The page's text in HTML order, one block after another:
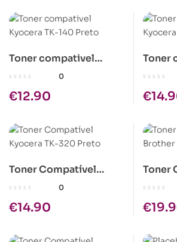
Toner compativel
Kyocera TK-140 Preto
0
€12.90
Toner
€
Toner Compatível
Kyocera TK-320 Preto
0
€14.90
Toner
€